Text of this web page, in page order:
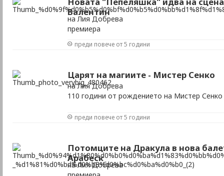
Валентин
на Лия Добрева
премиера
преди повече от 5 години
Царят на магиите - Мистер Сенко
на Лия Добрева
110 години от рождението на Мистер Сенко
преди повече от 5 години
Потомците на Дракула в нова
Арабеск
на Лия Добрева